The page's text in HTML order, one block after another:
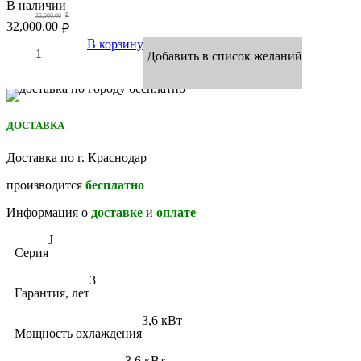
В наличии
₽
32,000.00
₽
32,000.00
В корзину
Добавить в список желаний
ДОСТАВКА
Доставка по г. Краснодар
производится бесплатно
Информация о доставке и оплате
Серия
J
Гарантия, лет
3
Мощность охлаждения
3,6 кВт